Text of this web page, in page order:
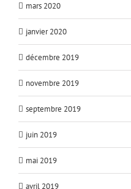
mars 2020
janvier 2020
décembre 2019
novembre 2019
septembre 2019
juin 2019
mai 2019
avril 2019